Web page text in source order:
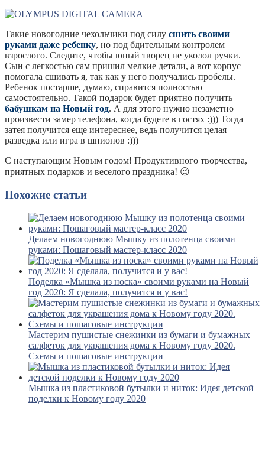
Такие новогодние чехольчики под силу сшить своими
руками даже ребенку, но под бдительным контролем
взрослого. Следите, чтобы юный творец не уколол ручки.
Сын с легкостью сам пришил мелкие детали, а вот корпус
помогала сшивать я, так как у него получались пробелы.
Ребенок постарше, думаю, справится полностью
самостоятельно. Такой подарок будет приятно получить
бабушкам на Новый год. А для этого нужно незаметно
произвести замер телефона, когда будете в гостях :))) Тогда
затея получится еще интереснее, ведь получится целая
разведка или игра в шпионов :)))
С наступающим Новым годом! Продуктивного творчества,
приятных подарков и веселого праздника! 😉
Похожие статьи
Делаем новогоднюю Мышку из полотенца своими
руками: Пошаговый мастер-класс 2020
Поделка «Мышка из носка» своими руками на Новый
год 2020: Я сделала, получится и у вас!
Мастерим пушистые снежинки из бумаги и бумажных
салфеток для украшения дома к Новому году 2020.
Схемы и пошаговые инструкции
Мышка из пластиковой бутылки и ниток: Идея детской
поделки к Новому году 2020